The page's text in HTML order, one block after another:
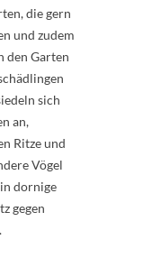
die gern
und zudem
den Garten
sich
an,
Ritze und
Vögel
dornige
gegen